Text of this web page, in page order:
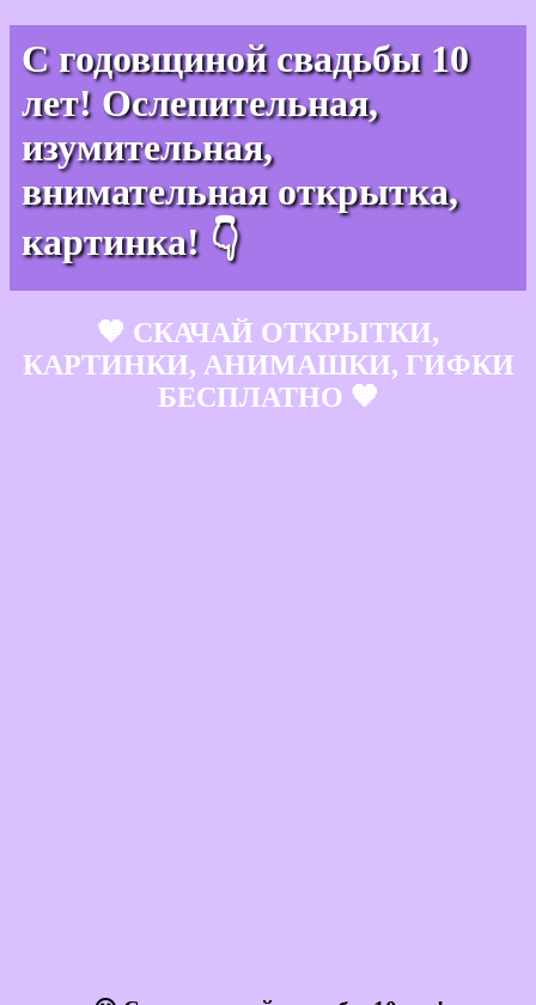
С годовщиной свадьбы 10
лет! Ослепительная,
изумительная,
внимательная открытка,
картинка! 👇
🧡 СКАЧАЙ ОТКРЫТКИ,
КАРТИНКИ, АНИМАШКИ, ГИФКИ
БЕСПЛАТНО 🧡